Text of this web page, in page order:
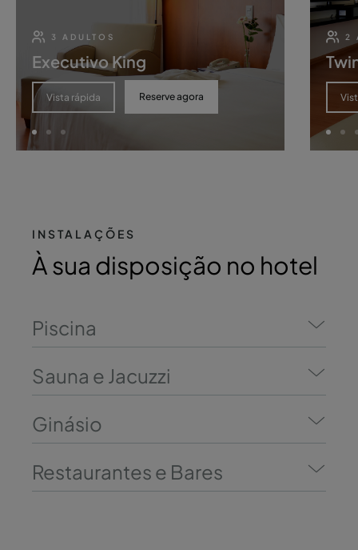
3 ADULTOS
Executivo King
Vista rápida Reserve agora
2
INSTALAÇÕES
À sua disposição no hotel
Piscina
Sauna e Jacuzzi
Ginásio
Restaurantes e Bares